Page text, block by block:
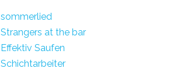
sommerlied
Strangers at the bar
Effektiv Saufen
Schichtarbeiter